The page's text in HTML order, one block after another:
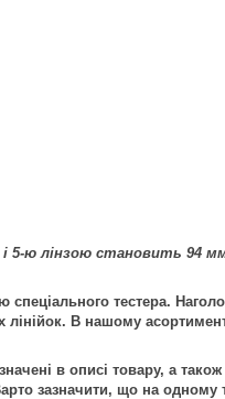
5-ю лінзою становить 94
спеціального тестера.
В нашому
в описі товару, а
зазначити, що на одному